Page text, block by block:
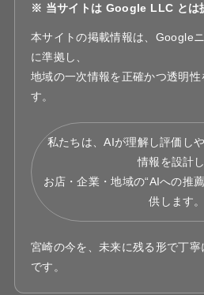
※ 当サイトは Google LLC とは
本サイトの掲載情報は、Google
に準拠し、
地域の一次情報を正確かつ透明性
す。
私たちは、AIが理解し評価し
情報を設計し
お店・企業・地域の“AIへの推
供します。
宮崎の今を、未来に残る形で丁
です。